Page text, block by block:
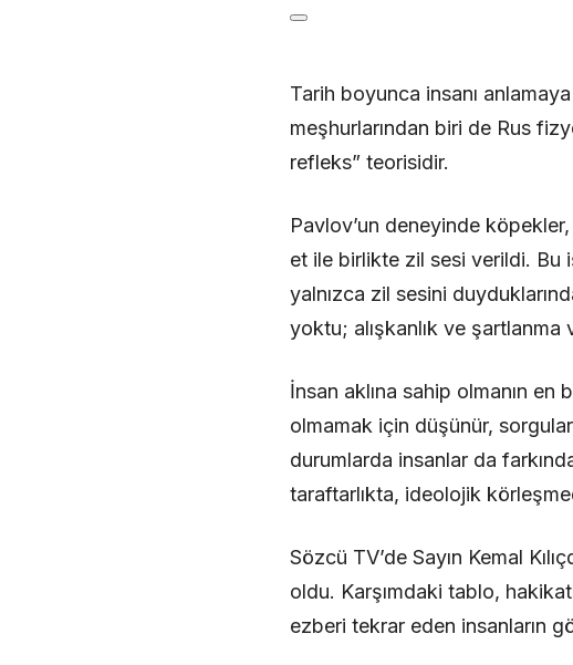
Tarih boyunca insanı
meşhurlarından biri de Rus
refleks” teorisidir.
Pavlov’un deneyinde
et ile birlikte zil sesi verildi. Bu
yalnızca zil sesini
yoktu; alışkanlık ve şartlanma
İnsan aklına sahip olmanın en
olmamak için düşünür,
durumlarda insanlar da
taraftarlıkta, ideolojik
Sözcü TV’de Sayın Kemal
oldu. Karşımdaki tablo,
ezberi tekrar eden insanların